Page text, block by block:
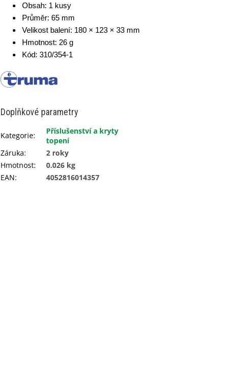
Obsah: 1 kusy
Průměr: 65 mm
Velikost balení: 180 × 123 × 33 mm
Hmotnost: 26 g
Kód: 310/354-1
Doplňkové parametry
Kategorie:
Příslušenství a kryty
topení
Záruka:
2 roky
Hmotnost:
0.026 kg
EAN: 4052816014357